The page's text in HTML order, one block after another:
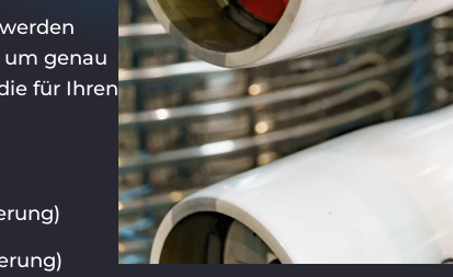
genau
für Ihren